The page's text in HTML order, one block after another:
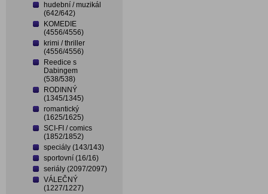
hudební / muzikál
(642/642)
KOMEDIE
(4556/4556)
krimi / thriller
(4556/4556)
Reedice s
Dabingem
(538/538)
RODINNÝ
(1345/1345)
romantický
(1625/1625)
SCI-FI / comics
(1852/1852)
speciály (143/143)
sportovní (16/16)
seriály (2097/2097)
VÁLEČNÝ
(1227/1227)